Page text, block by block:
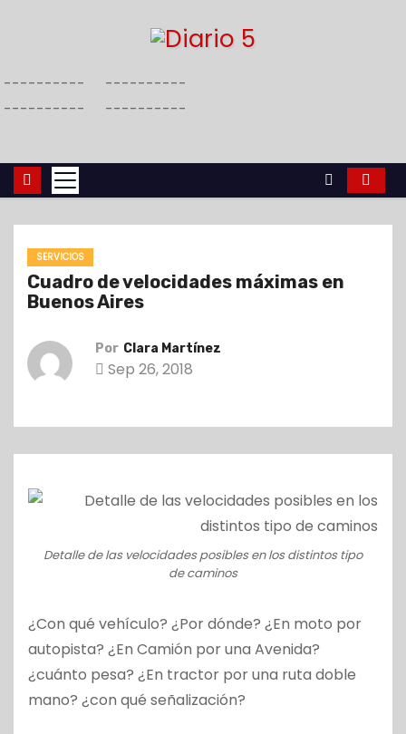
t
a
a
----------
----------
----------
----------
SERVICIOS
Cuadro de velocidades máximas en
Buenos Aires
Por Clara Martínez
Sep 26, 2018
Detalle de las velocidades posibles en los distintos tipo
de caminos
¿Con qué vehículo? ¿Por dónde? ¿En moto por
autopista? ¿En Camión por una Avenida?
¿cuánto pesa? ¿En tractor por una ruta doble
mano? ¿con qué señalización?